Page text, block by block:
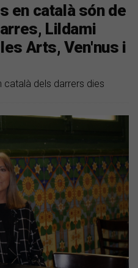
en català són de
Lildami
Arts, Ven'nus i
català dels darrers dies